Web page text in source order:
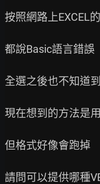
按照網路上EXCEL
都說Basic語言錯誤
全選之後也不知道
現在想到的方法是
但格式好像會跑掉
請問可以提供哪種